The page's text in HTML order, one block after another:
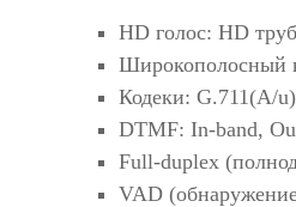
HD голос: HD
Широкополосный
Кодеки: G.711(A/
DTMF: In-band,
Full-duplex
VAD